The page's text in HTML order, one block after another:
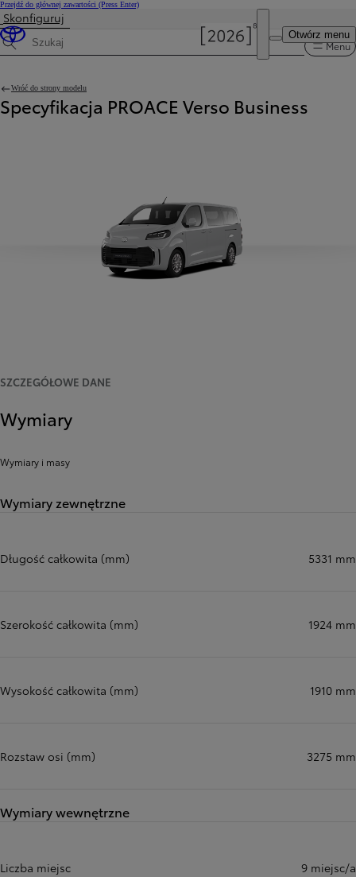
Przejdź do głównej zawartości (Press Enter)
Otwórz menu
Skonfiguruj
Wyszukaj dane techniczne Menu
Wróć do strony modelu
Specyfikacja PROACE Verso Business
SZCZEGÓŁOWE DANE
Wymiary
Wymiary i masy
Wymiary zewnętrzne
Długość całkowita (mm) 5331 mm
Szerokość całkowita (mm) 1924 mm
Wysokość całkowita (mm) 1910 mm
Rozstaw osi (mm) 3275 mm
Wymiary wewnętrzne
Liczba miejsc 9 miejsc/a